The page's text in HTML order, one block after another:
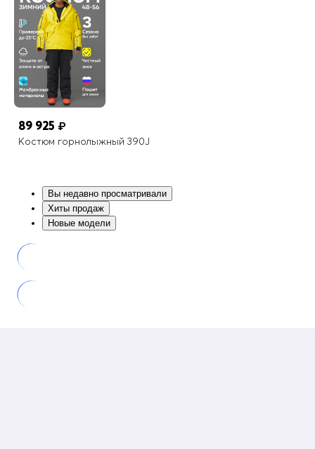
89 925 ₽
Костюм горнолыжный 390J
Вы недавно просматривали
Хиты продаж
Новые модели